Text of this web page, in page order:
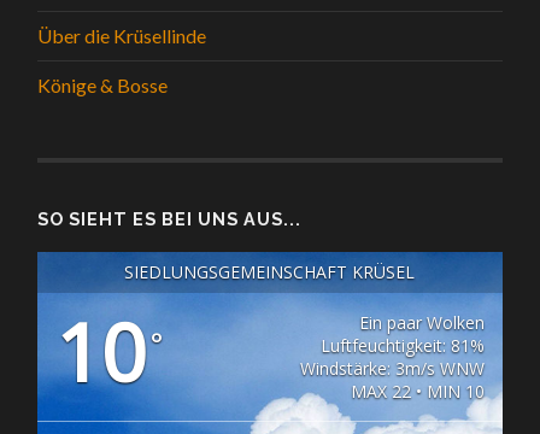
Über die Krüsellinde
Könige & Bosse
SO SIEHT ES BEI UNS AUS...
SIEDLUNGSGEMEINSCHAFT KRÜSEL
10°
Ein paar Wolken
Luftfeuchtigkeit: 81%
Windstärke: 3m/s WNW
MAX 22 • MIN 10